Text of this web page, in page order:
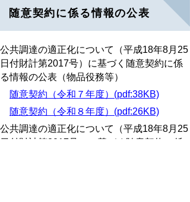
随意契約に係る情報の公表
公共調達の適正化について（平成18年8月25
日付財計第2017号）に基づく随意契約に係
る情報の公表（物品役務等）
随意契約（令和７年度）(pdf:38KB)
随意契約（令和８年度）(pdf:26KB)
公共調達の適正化について（平成18年8月25
日付財計第2017号）に基づく随意契約に係